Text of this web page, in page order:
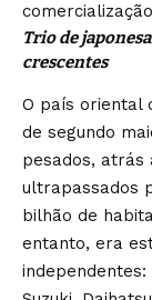
Trio de
crescentes
O país oriental
de segundo
pesados, atrás
ultrapassados
bilhão de
entanto, era
independentes: